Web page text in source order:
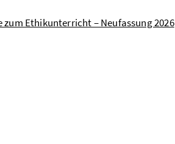
Ethikunterricht – Neufassung 2026